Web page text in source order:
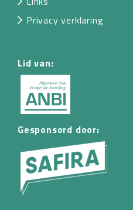
Privacy verklaring
Lid van:
Gesponsord door: